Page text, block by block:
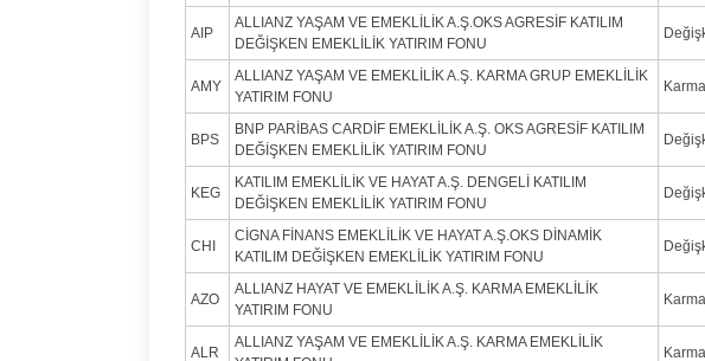
AIP
ALLIANZ YAŞAM VE EMEKLİLİK A.Ş.OKS AGRESİF KATILIM
DEĞİŞKEN EMEKLİLİK YATIRIM FONU
AMY
ALLIANZ YAŞAM VE EMEKLİLİK A.Ş. KARMA GRUP EMEKLİLİK
YATIRIM FONU
BPS
BNP PARİBAS CARDİF EMEKLİLİK A.Ş. OKS AGRESİF KATILIM
DEĞİŞKEN EMEKLİLİK YATIRIM FONU
KEG
KATILIM EMEKLİLİK VE HAYAT A.Ş. DENGELİ KATILIM
DEĞİŞKEN EMEKLİLİK YATIRIM FONU
CHI
CİGNA FİNANS EMEKLİLİK VE HAYAT A.Ş.OKS DİNAMİK
KATILIM DEĞİŞKEN EMEKLİLİK YATIRIM FONU
AZO
ALLIANZ HAYAT VE EMEKLİLİK A.Ş. KARMA EMEKLİLİK
YATIRIM FONU
ALR
ALLIANZ YAŞAM VE EMEKLİLİK A.Ş. KARMA EMEKLİLİK